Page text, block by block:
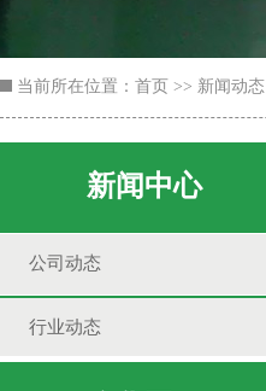
当前所在位置： 首页 >> 新闻动态
新闻中心
公司动态
行业动态